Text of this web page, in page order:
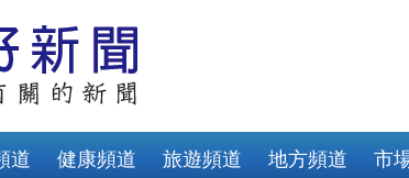
道 健康頻道 旅遊頻道 地方頻道 市